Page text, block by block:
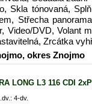
Skla tónovaná,
Střecha
Video/DVD, Volant
Zrcátka
okres Znojmo
LONG L3 116 CDI
4-dv.